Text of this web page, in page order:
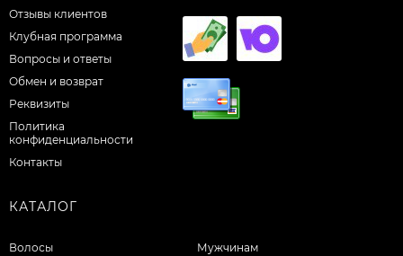
Отзывы клиентов
Клубная программа
Вопросы и ответы
Обмен и возврат
Реквизиты
Политика
конфиденциальности
Контакты
КАТАЛОГ
Волосы
Мужчинам